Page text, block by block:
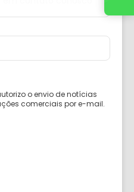
o envio de notícias
comerciais por e-mail.